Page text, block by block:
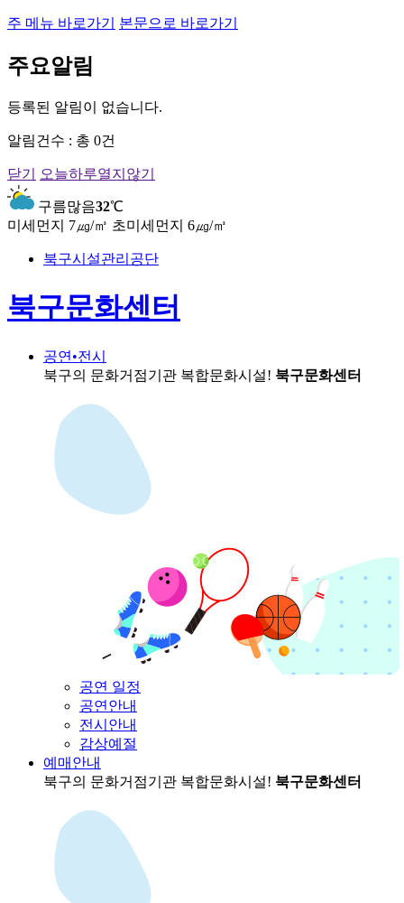
주 메뉴 바로가기 본문으로 바로가기
주요알림
등록된 알림이 없습니다.
알림건수 : 총 0건
닫기 오늘하루열지않기
구름많음32℃
미세먼지 7㎍/㎥ 초미세먼지 6㎍/㎥
북구시설관리공단
북구문화센터
공연•전시
북구의 문화거점기관 복합문화시설! 북구문화센터
공연 일정
공연안내
전시안내
감상예절
예매안내
북구의 문화거점기관 복합문화시설! 북구문화센터